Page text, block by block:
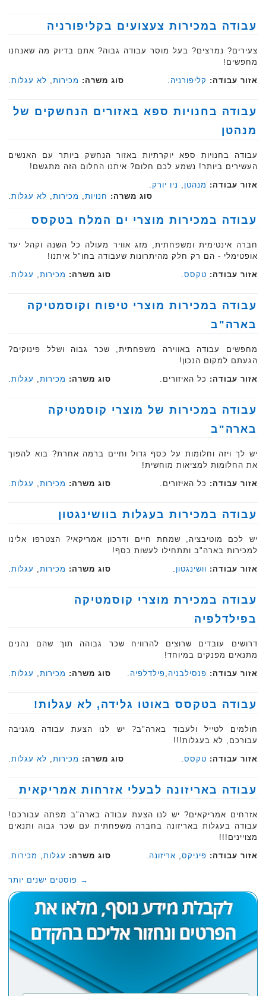
עבודה במכירות צעצועים בקליפורניה
צעירים? נמרצים? בעל מוסר עבודה גבוה? אתם בדיוק מה שאנחנו
מחפשים!
אזור עבודה: קליפורניה סוג משרה: מכירות, לא עגלות.
עבודה בחנויות ספא באזורים הנחשקים של
מנהטן
עבודה בחנויות ספא יוקרתיות באזור הנחשק ביותר עם האנשים
העשירים ביותר! נשמע לכם חלום? איתנו החלום הזה מתגשם!
אזור עבודה: מנהטן ניו יורק
סוג משרה: חנויות, מכירות, לא עגלות.‏
עבודה במכירות מוצרי ים המלח בטקסס
חברה אינטימית ומשפחתית, מזג אוויר מעולה כל השנה וקהל יעד
אופטימלי - הם רק חלק מהיתרונות שעבודה בחו"ל איתנו!
אזור עבודה: טקסס סוג משרה: מכירות, עגלות.
עבודה במכירות מוצרי טיפוח וקוסמטיקה
בארה"ב
מחפשים עבודה באווירה משפחתית, שכר גבוה ושלל פינוקים?
הגעתם למקום הנכון!
אזור עבודה: כל האיזורים. סוג משרה: מכירות, עגלות.
עבודה במכירות של מוצרי קוסמטיקה
בארה"ב
יש לך ויזה וחלומות על כסף גדול וחיים ברמה אחרת? בוא להפוך
את החלומות למציאות מוחשית!
אזור עבודה: כל האיזורים. סוג משרה: מכירות, עגלות.
עבודה במכירות בעגלות בוושינגטון
יש לכם מוטיבציה, שמחת חיים ודרכון אמריקאי? הצטרפו אלינו
למכירות בארה"ב ותתחילו לעשות כסף!
אזור עבודה: וושינגטון סוג משרה: מכירות, עגלות.
עבודה במכירת מוצרי קוסמטיקה
בפילדלפיה
דרושים עובדים שרוצים להרוויח שכר גבוהה תוך שהם נהנים
מתנאים מפנקים במיוחד!‏‏‏
אזור עבודה: פנסילבניה פילדלפיה סוג משרה: מכירות, עגלות.‏
עבודה בטקסס באוטו גלידה, לא עגלות!‏
חולמים לטייל ולעבוד בארה"ב? יש לנו הצעת עבודה מגניבה
עבורכם, לא בעגלות!!!‏‏
אזור עבודה: טקסס סוג משרה: מכירות, לא עגלות.
עבודה באריזונה לבעלי אזרחות אמריקאית
אזרחים אמריקאים? יש לנו הצעת עבודה בארה"ב מפתה עבורכם!
עבודה בעגלות באריזונה ‏בחברה משפחתית עם שכר גבוה ותנאים
מצויינים!!!‏
אזור עבודה: פיניקס אריזונה סוג משרה: עגלות, מכירות.
→ פוסטים ישנים יותר